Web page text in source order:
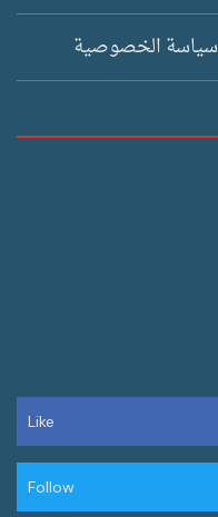
سياسة الخصوصية
Like
Follow